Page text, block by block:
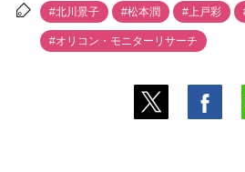
#北川景子 #松本潤 #上戸彩
#オリコン・モニターリサーチ